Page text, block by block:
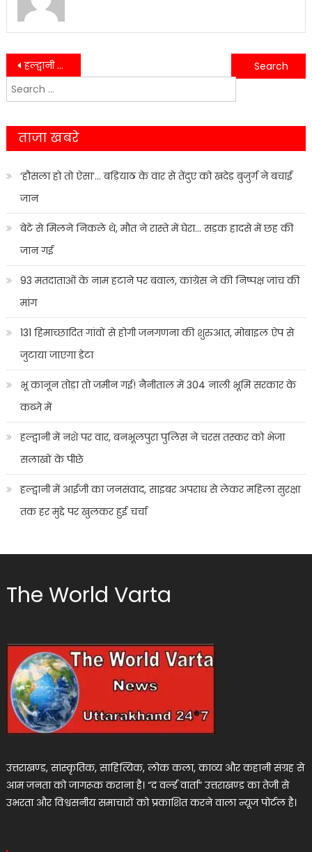
Post
navigation
हल्द्वानी हिंसा के मुख्य आरोपी अब्दुल मलिक की जमानत पर हाईकोर्ट से बड़ी ख़बर..
उत्तराखंड प्रदेशीय जूनियर स्कूल शिक्षक संघ ब्लॉक हल्द्वानी की शैक्षिक उन्नयन गोष्ठी/त्रिवार्षिक चुनाव अधिवेशन हुए सम्पन्न।
Search
for:
ताजा खबरे
‘हौसला हो तो ऐसा’… बड़ियाठ के वार से तेंदुए को खदेड़ बुजुर्ग ने बचाई
जान
बेटे से मिलने निकले थे, मौत ने रास्ते में घेरा… सड़क हादसे में छह की
जान गई
93 मतदाताओं के नाम हटाने पर बवाल, कांग्रेस ने की निष्पक्ष जांच की
मांग
131 हिमाच्छादित गांवों से होगी जनगणना की शुरुआत, मोबाइल ऐप से
जुटाया जाएगा डेटा
भू कानून तोड़ा तो जमीन गई! नैनीताल में 304 नाली भूमि सरकार के
कब्जे में
हल्द्वानी में नशे पर वार, बनभूलपुरा पुलिस ने चरस तस्कर को भेजा
सलाखों के पीछे
हल्द्वानी में आईजी का जनसंवाद, साइबर अपराध से लेकर महिला सुरक्षा
तक हर मुद्दे पर खुलकर हुई चर्चा
The World Varta
उत्तराखण्ड, सांस्कृतिक, साहित्यिक, लोक कला, काव्य और कहानी संग्रह से
आम जनता को जागरूक कराना है। “द वर्ल्ड वार्ता” उत्तराखण्ड का तेजी से
उभरता और विश्वसनीय समाचारों को प्रकाशित करने वाला न्यूज पोर्टल है।